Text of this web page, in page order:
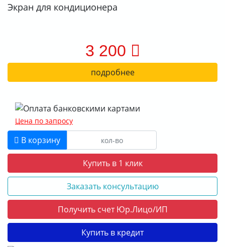
Экран для кондиционера
3 200
подробнее
Цена по запросу
В корзину
Купить в 1 клик
Заказать консультацию
Получить счет Юр.Лицо/ИП
Купить в кредит